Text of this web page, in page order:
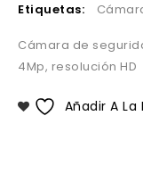
Etiquetas:
Cámara de
4Mp, resolución HD
Añadir A La